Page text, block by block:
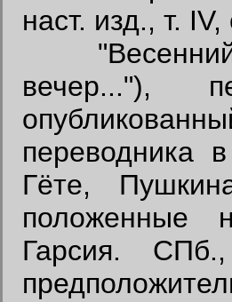
наст. изд., т.
"Весенний
вечер..."),
переводника
Гёте,
положенные
Гарсия.